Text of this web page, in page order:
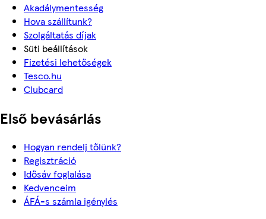
Akadálymentesség
Hova szállítunk?
Szolgáltatás díjak
Süti beállítások
Fizetési lehetőségek
Tesco.hu
Clubcard
Első bevásárlás
Hogyan rendelj tőlünk?
Regisztráció
Idősáv foglalása
Kedvenceim
ÁFÁ-s számla igénylés